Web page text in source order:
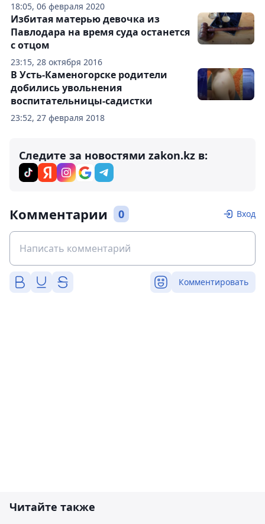
18:05, 06 февраля 2020
23:15, 28 октября 2016
Избитая матерью девочка из
Павлодара на время суда останется
с отцом
23:52, 27 февраля 2018
В Усть-Каменогорске родители
добились увольнения
воспитательницы-садистки
Следите за новостями zakon.kz в:
Комментарии 0 Вход
Комментировать
Читайте также